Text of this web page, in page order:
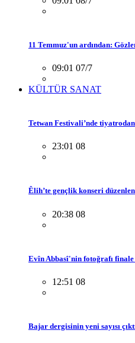
11 Temmuz'un ardından:
09:01 07/7
KÜLTÜR SANAT
Tetwan Festivali’nde
23:01 08
Êlih’te gençlik konseri
20:38 08
Evîn Abbasî'nin fotoğrafı finale
12:51 08
Bajar dergisinin yeni sayısı